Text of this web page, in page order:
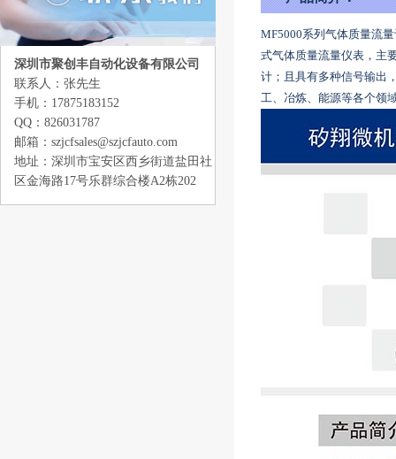
深圳市聚创丰自动化设备有限公司
联系人：张先生
手机：17875183152
QQ：826031787
邮箱：szjcfsales@szjcfauto.com
地址：深圳市宝安区西乡街道盐田社
区金海路17号乐群综合楼A2栋202
MF5000系列气体质量流
式气体质量流量仪表，主
计；且具有多种信号输出
工、冶炼、能源等各个领